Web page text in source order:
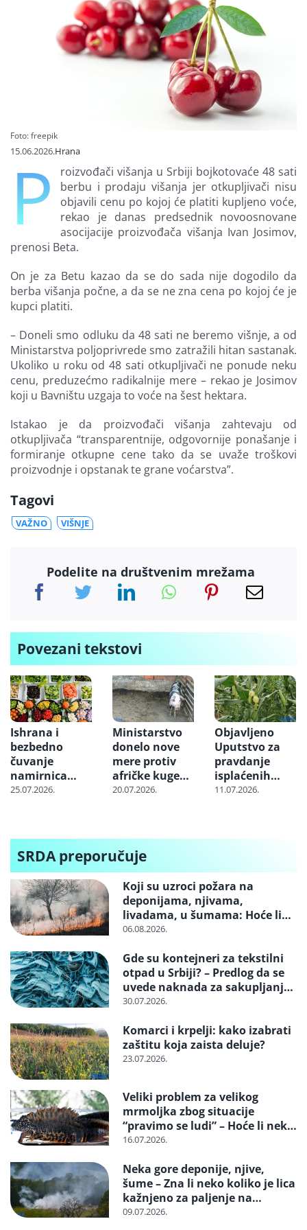
Finansiranje
Foto: freepik
15.06.2026.Hrana
P
roizvođači višanja u Srbiji bojkotovaće 48 sati
berbu i prodaju višanja jer otkupljivači nisu
objavili cenu po kojoj će platiti kupljeno voće,
rekao je danas predsednik novoosnovane
asocijacije proizvođača višanja Ivan Josimov,
prenosi Beta.
On je za Betu kazao da se do sada nije dogodilo da
berba višanja počne, a da se ne zna cena po kojoj će je
kupci platiti.
– Doneli smo odluku da 48 sati ne beremo višnje, a od
Ministarstva poljoprivrede smo zatražili hitan sastanak.
Ukoliko u roku od 48 sati otkupljivači ne ponude neku
cenu, preduzećmo radikalnije mere – rekao je Josimov
koji u Bavništu uzgaja to voće na šest hektara.
Istakao je da proizvođači višanja zahtevaju od
otkupljivača “transparentnije, odgovornije ponašanje i
formiranje otkupne cene tako da se uvaže troškovi
proizvodnje i opstanak te grane voćarstva”.
Tagovi
VAŽNO VIŠNJE
Podelite na društvenim mrežama
Povezani tekstovi
Ishrana i
bezbedno
čuvanje
namirnica
tokom letnjih
25.07.2026.
Ministarstvo
donelo nove
mere protiv
afričke kuge
svinja:
šumama
20.07.2026.
Objavljeno
Uputstvo za
pravdanje
isplaćenih
sredstava za
11.07.2026.
SRDA preporučuje
Koji su uzroci požara na
deponijama, njivama,
livadama, u šumama: Hoće li
neko konačno biti kažnjen
06.08.2026.
Gde su kontejneri za tekstilni
otpad u Srbiji? – Predlog da se
uvede naknada za sakupljanje i
reciklažu i svrstavanje u
30.07.2026.
Komarci i krpelji: kako izabrati
zaštitu koja zaista deluje?
23.07.2026.
Veliki problem za velikog
mrmoljka zbog situacije
“pravimo se ludi” – Hoće li neko
reagovati i spasiti strogo
16.07.2026.
Neka gore deponije, njive,
šume – Zna li neko koliko je lica
kažnjeno za paljenje na
otvorenom
09.07.2026.